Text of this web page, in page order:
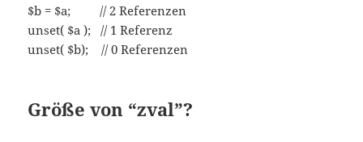
$b = $a; // 2 Referenzen
unset( $a ); // 1 Referenz
unset( $b); // 0 Referenzen
Größe von “zval”?